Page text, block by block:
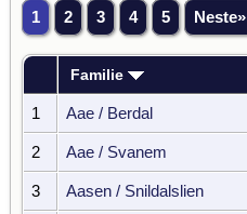
1 2 3 4 5 Neste»
Familie
1 Aae / Berdal
2 Aae / Svanem
3 Aasen / Snildalslien